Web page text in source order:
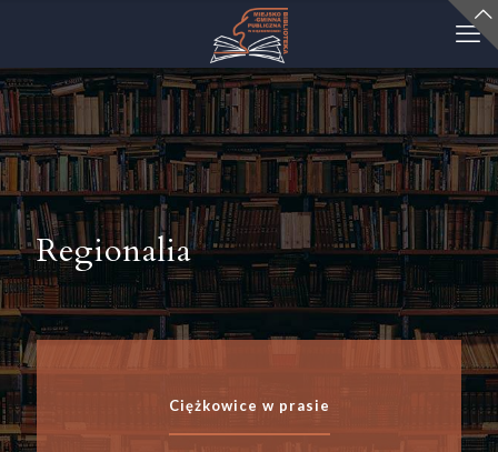
Regionalia
Ciężkowice w prasie